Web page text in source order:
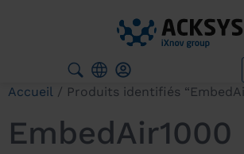
Accueil / Produits identifiés
EmbedAir1000